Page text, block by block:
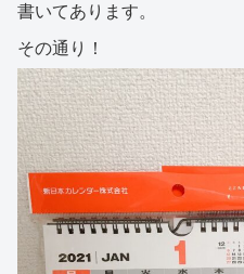
書いてあります。
その通り！